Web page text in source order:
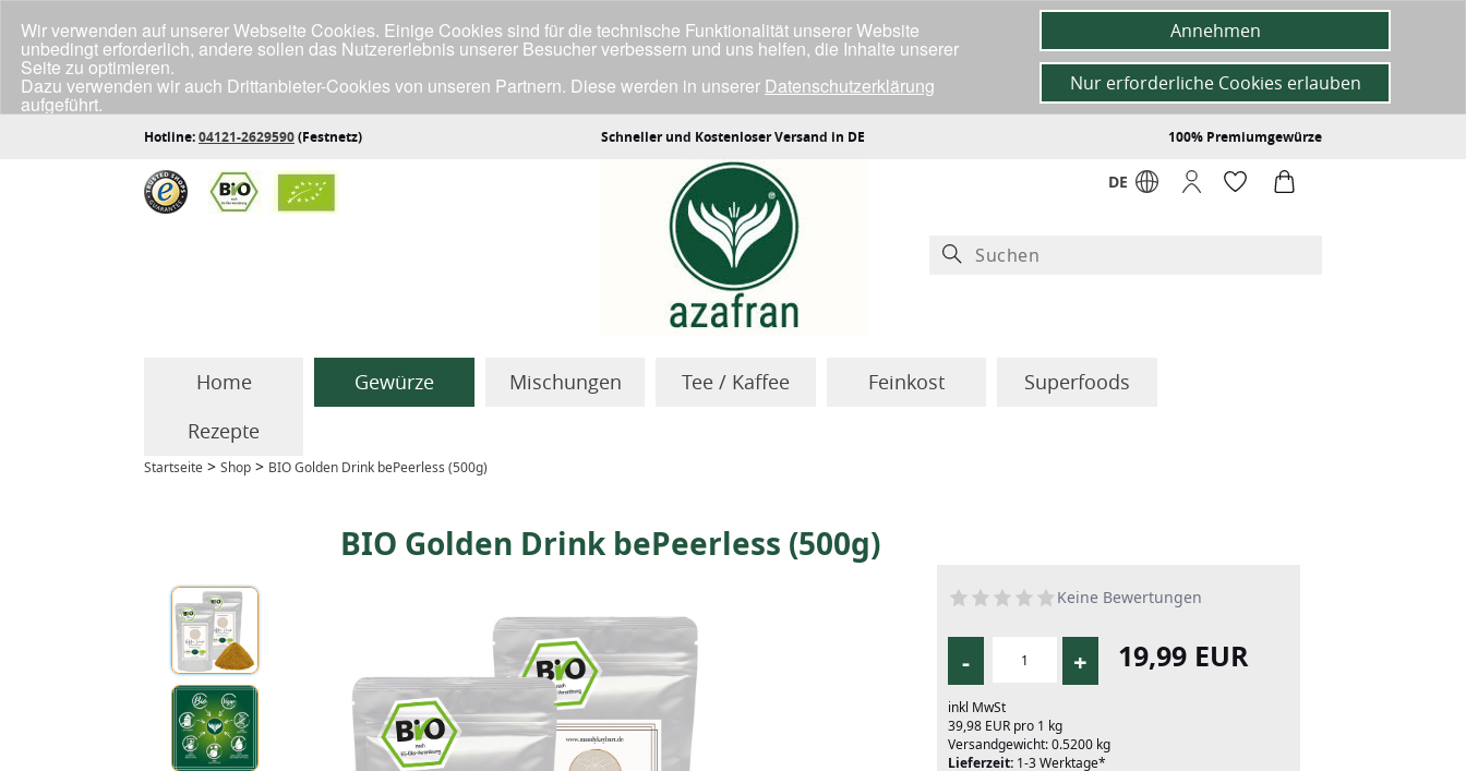
Hotline:04121-2629590(Festnetz) Schneller und Kostenloser Versand in DE 100% Premiumgewürze
DE
Home Gewürze Mischungen Tee / Kaffee Feinkost
Superfoods
Rezepte
Startseite > Shop > BIO Golden Drink bePeerless (500g)
BIO Golden Drink bePeerless (500g)
Keine Bewertungen
- + 19,99 EUR
inkl MwSt
39,98 EUR pro 1 kg
Versandgewicht: 0.5200 kg
Lieferzeit:1-3 Werktage*
Wir verwenden auf unserer Webseite Cookies. Einige Cookies sind für die technische Funktionalität unserer Website
unbedingt erforderlich, andere sollen das Nutzererlebnis unserer Besucher verbessern und uns helfen, die Inhalte unserer
Seite zu optimieren.
Dazu verwenden wir auch Drittanbieter-Cookies von unseren Partnern. Diese werden in unserer Datenschutzerklärung
aufgeführt.
Klicke unten auf "Annehmen", wenn du mit der Verwendung aller Cookies einverstanden bist.
Annehmen
Nur erforderliche Cookies erlauben